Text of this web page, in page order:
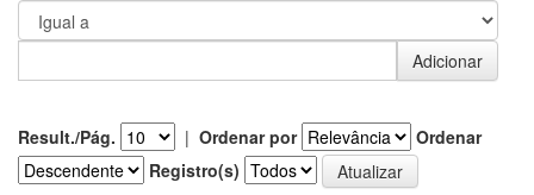
Result./Pág. | Ordenar por
Ordenar
Registro(s)